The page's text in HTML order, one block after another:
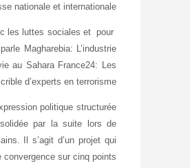
nationale et internationale,
les luttes sociales et pour
Magharebia: L’industrie
au Sahara France24: Les
d’experts en terrorisme
politique structurée
par la suite lors de
Il s’agit d’un projet qui
convergence sur cinq points :